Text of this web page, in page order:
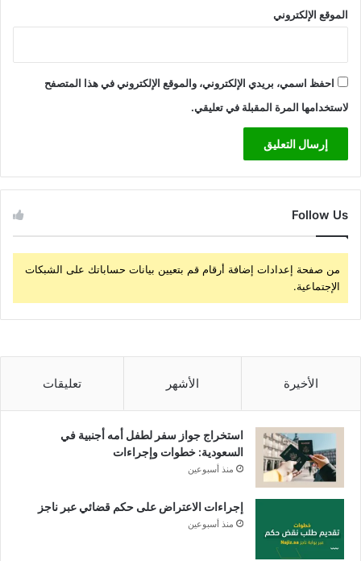
الموقع الإلكتروني
احفظ اسمي، بريدي الإلكتروني، والموقع الإلكتروني في هذا المتصفح
لاستخدامها المرة المقبلة في تعليقي.
Follow Us
من صفحة إعدادات إضافة أرقام قم بتعيين بيانات حساباتك على الشبكات
الإجتماعية.
الأخيرة الأشهر تعليقات
استخراج جواز سفر لطفل أمه أجنبية في
السعودية: خطوات وإجراءات
منذ أسبوعين
إجراءات الاعتراض على حكم قضائي عبر ناجز
منذ أسبوعين